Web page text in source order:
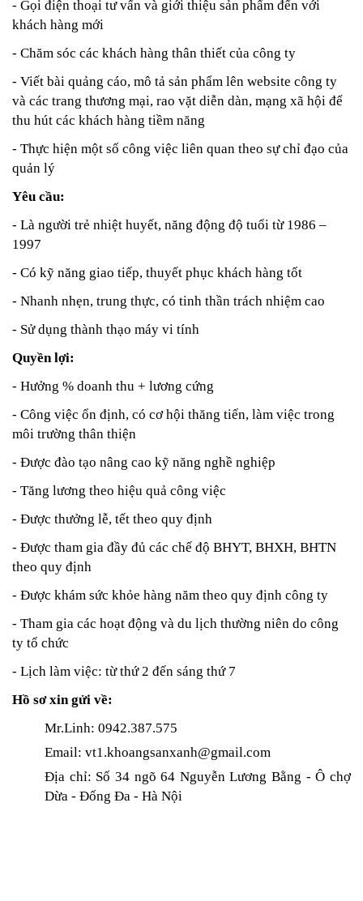
- Gọi điện thoại tư vấn và giới thiệu sản phẩm đến với
khách hàng mới
- Chăm sóc các khách hàng thân thiết của công ty
- Viết bài quảng cáo, mô tả sản phẩm lên website công ty
và các trang thương mại, rao vặt diễn dàn, mạng xã hội để
thu hút các khách hàng tiềm năng
- Thực hiện một số công việc liên quan theo sự chỉ đạo của
quản lý
Yêu cầu:
- Là người trẻ nhiệt huyết, năng động độ tuổi từ 1986 –
1997
- Có kỹ năng giao tiếp, thuyết phục khách hàng tốt
- Nhanh nhẹn, trung thực, có tinh thần trách nhiệm cao
- Sử dụng thành thạo máy vi tính
Quyền lợi:
- Hưởng % doanh thu + lương cứng
- Công việc ổn định, có cơ hội thăng tiến, làm việc trong
môi trường thân thiện
- Được đào tạo nâng cao kỹ năng nghề nghiệp
- Tăng lương theo hiệu quả công việc
- Được thưởng lễ, tết theo quy định
- Được tham gia đầy đủ các chế độ BHYT, BHXH, BHTN
theo quy định
- Được khám sức khỏe hàng năm theo quy định công ty
- Tham gia các hoạt động và du lịch thường niên do công
ty tổ chức
- Lịch làm việc: từ thứ 2 đến sáng thứ 7
Hồ sơ xin gửi về:
Mr.Linh: 0942.387.575
Email: vt1.khoangsanxanh@gmail.com
Địa chỉ: Số 34 ngõ 64 Nguyễn Lương Bằng - Ô chợ
Dừa - Đống Đa - Hà Nội